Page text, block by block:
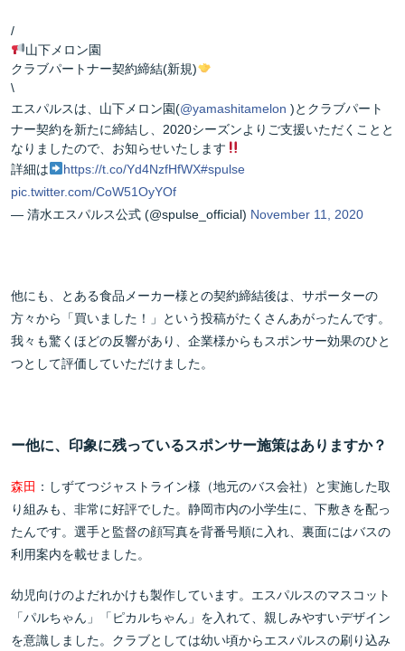
/
山下メロン園
クラブパートナー契約締結(新規)
\
エスパルスは、山下メロン園(@yamashitamelon )とクラブパート
ナー契約を新たに締結し、2020シーズンよりご支援いただくことと
なりましたので、お知らせいたします
詳細は
https://t.co/Yd4NzfHfWX#spulse
pic.twitter.com/CoW51OyYOf
— 清水エスパルス公式 (@spulse_official) November 11, 2020
他にも、とある食品メーカー様との契約締結後は、サポーターの
方々から「買いました！」という投稿がたくさんあがったんです。
我々も驚くほどの反響があり、企業様からもスポンサー効果のひと
つとして評価していただけました。
ー他に、印象に残っているスポンサー施策はありますか？
森田 ：しずてつジャストライン様（地元のバス会社）と実施した取
り組みも、非常に好評でした。静岡市内の小学生に、下敷きを配っ
たんです。選手と監督の顔写真を背番号順に入れ、裏面にはバスの
利用案内を載せました。
幼児向けのよだれかけも製作しています。エスパルスのマスコット
「パルちゃん」「ピカルちゃん」を入れて、親しみやすいデザイン
を意識しました。クラブとしては幼い頃からエスパルスの刷り込み